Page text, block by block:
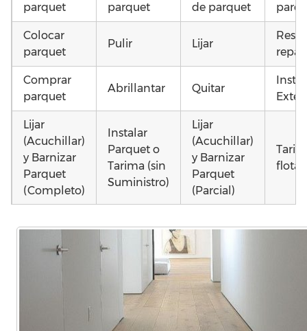
parquet
parquet
de parquet
Colocar
parquet
Pulir Lijar
Comprar
parquet
Abrillantar Quitar
Lijar
(Acuchillar)
y Barnizar
Parquet
(Completo)
Instalar
Parquet o
Tarima (sin
Suministro)
Lijar
(Acuchillar)
y Barnizar
Parquet
(Parcial)
Tarima
Tarima
(Completa)
Tarima
Vivienda
(Parcial)
Otros